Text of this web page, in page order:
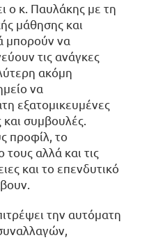
ο κ. Παυλάκης με τη
μάθησης και
μπορούν να
τις ανάγκες
ακόμη
να
εξατομικευμένες
και συμβουλές.
προφίλ, το
τους αλλά και τις
και το επενδυτικό
την αυτόματη